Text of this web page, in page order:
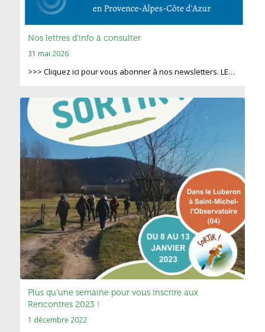
Nos lettres d’info à consulter
31 mai 2026
>>> Cliquez ici pour vous abonner à nos newsletters. LE…
Plus qu’une semaine pour vous inscrire aux
Rencontres 2023 !
1 décembre 2022